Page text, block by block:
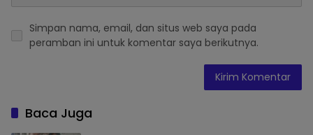
Simpan nama, email, dan situs web saya pada
peramban ini untuk komentar saya berikutnya.
Baca Juga